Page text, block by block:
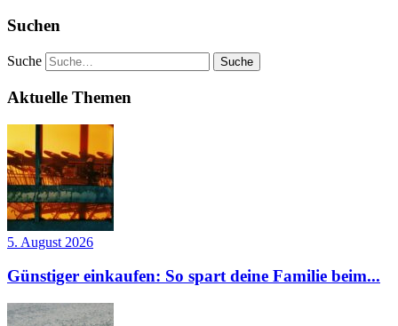
Suchen
Suche
Aktuelle Themen
5. August 2026
Günstiger einkaufen: So spart deine Familie beim...